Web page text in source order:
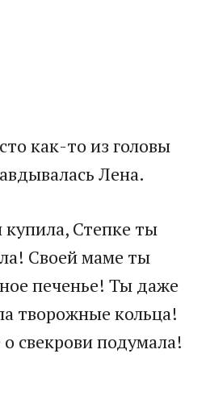
как-то из головы
Лена.
Степке ты
Своей маме ты
печенье! Ты даже
творожные кольца!
свекрови подумала!